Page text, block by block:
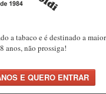
a tabaco e é destinado a
anos, não prossiga!